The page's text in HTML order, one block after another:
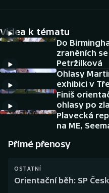
DALŠÍ SPORTY
Americký fotbal
Baseball a softbal
Basketbal
Biatlon
Boby a skeleton
NEPŘEHLÉDNĚTE
Soutěže
Historické návraty
Aplikace ČT sport
AZ kvíz
Videa k tématu
Do
zraněních
Petržilková
Ohlasy
exhibici v
Finiš
ohlasy po
Plavecká
na ME,
Přímé přenosy
OSTATNÍ
Orientační běh: SP